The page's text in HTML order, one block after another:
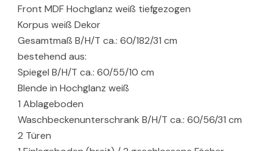
Front MDF Hochglanz weiß tiefgezogen
Korpus weiß Dekor
Gesamtmaß B/H/T ca.: 60/182/31 cm
bestehend aus:
Spiegel B/H/T ca.: 60/55/10 cm
Blende in Hochglanz weiß
1 Ablageboden
Waschbeckenunterschrank B/H/T ca.: 60/56/31 cm
2 Türen